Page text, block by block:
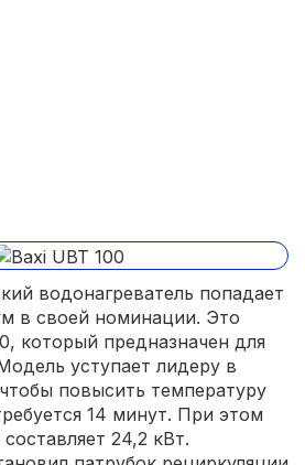
водонагреватель попадает
в своей номинации. Это
который предназначен для
уступает лидеру в
повысить температуру
14 минут. При этом
24,2 кВт.